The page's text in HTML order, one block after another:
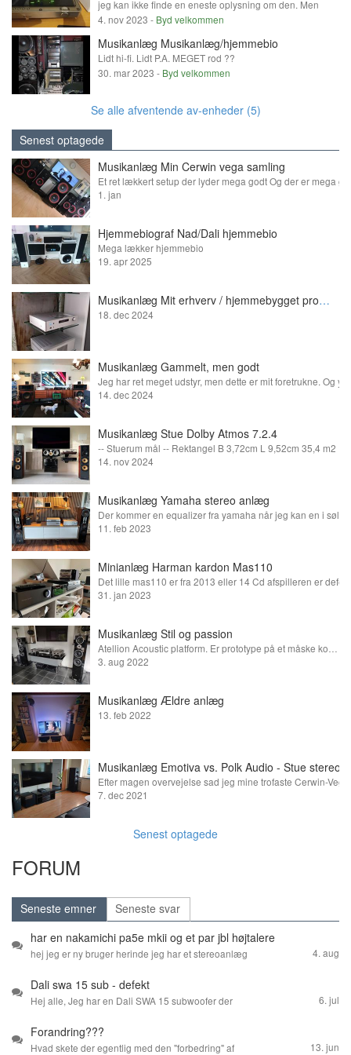
jeg kan ikke finde en eneste oplysning om den. Men
den er go. ;)
4. nov 2023 - Byd velkommen
Musikanlæg Musikanlæg/hjemmebio
Lidt hi-fi. Lidt P.A. MEGET rod ??
30. mar 2023 - Byd velkommen
Se alle afventende av-enheder (5)
Senest optagede
Musikanlæg Min Cerwin vega samling
1. jan
Hjemmebiograf Nad/Dali hjemmebio
Mega lækker hjemmebio
19. apr 2025
Musikanlæg Mit erhverv / hjemmebygget projekter
18. dec 2024
Musikanlæg Gammelt, men godt
14. dec 2024
Musikanlæg Stue Dolby Atmos 7.2.4
14. nov 2024
Musikanlæg Yamaha stereo anlæg
11. feb 2023
Minianlæg Harman kardon Mas110
31. jan 2023
Musikanlæg Stil og passion
3. aug 2022
Musikanlæg Ældre anlæg
13. feb 2022
Musikanlæg Emotiva vs. Polk Audio - Stue stereo
7. dec 2021
Senest optagede
FORUM
Seneste emner
Seneste svar
har en nakamichi pa5e mkii og et par jbl højtalere
hej jeg er ny bruger herinde jeg har et stereoanlæg
primare sp 32 surround forforstærker nakamichi pa
5e mk ii effektforstærker en computer jeg spiller
målet om jbllerne er gode nok til resten af anlæget
har tænkt på at skifte dem ud engang med noget b
4. aug
Dali swa 15 sub - defekt
Hej alle, Jeg har en Dali SWA 15 subwoofer der
og støvhætten mangler, og subben lyder derfor slet
ikke som den skal. Har nogen et godt bud på et
6. jul
Forandring???
Hvad skete der egentlig med den "forbedring" af
13. jun